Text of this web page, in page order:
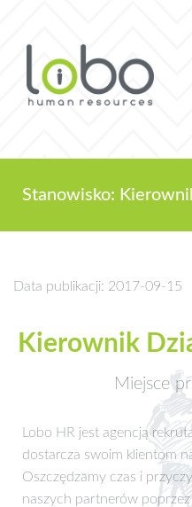
Stanowisko:
Data publikacji: 2017-09-15
Kierownik
Miejsce
Lobo HR jest agencją
dostarcza swoim klientom
Oszczędzamy czas i
naszych partnerów